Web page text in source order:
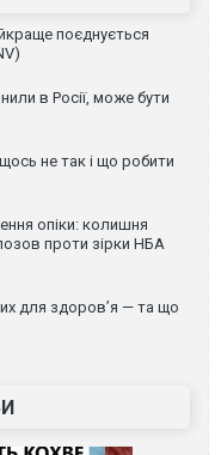
поєднується
в Росії, може бути
не так і що робити
опіки: колишня
проти зірки НБА
для здоров’я — та що